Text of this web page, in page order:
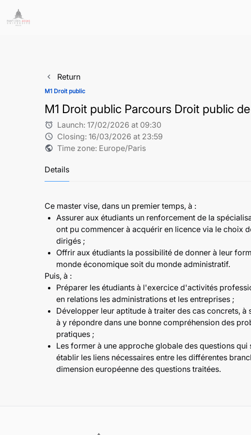
navigate_before Return
M1 Droit public
M1 Droit public Parcours Droit public
alarm Launch: 17/02/2026 at 09:30
schedule Closing: 16/03/2026 at 23:59
public Time zone: Europe/Paris
Details
Ce master vise, dans un premier temps, à :
Assurer aux étudiants un renforcement de la
ont pu commencer à acquérir en licence via le choix
dirigés ;
Offrir aux étudiants la possibilité de donner à leur
monde économique soit du monde administratif.
Puis, à :
Préparer les étudiants à l'exercice d'activités
en relations les administrations et les entreprises ;
Développer leur aptitude à traiter des cas concrets,
à y répondre dans une bonne compréhension des
pratiques ;
Les former à une approche globale des questions qui
établir les liens nécessaires entre les différentes
dimension européenne des questions traitées.